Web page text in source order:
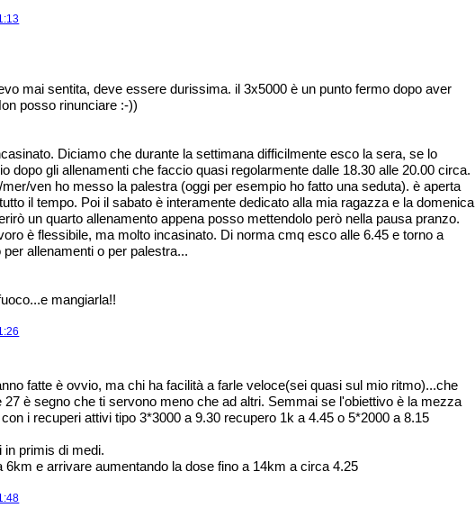
mai sentita, deve essere durissima. il 3x5000 è un punto fermo dopo aver
posso rinunciare :-))
Diciamo che durante la settimana difficilmente esco la sera, se lo
dopo gli allenamenti che faccio quasi regolarmente dalle 18.30 alle 20.00 circa.
ven ho messo la palestra (oggi per esempio ho fatto una seduta). è aperta
il tempo. Poi il sabato è interamente dedicato alla mia ragazza e la domenica
un quarto allenamento appena posso mettendolo però nella pausa pranzo.
è flessibile, ma molto incasinato. Di norma cmq esco alle 6.45 e torno a
allenamenti o per palestra...
mangiarla!!
fatte è ovvio, ma chi ha facilità a farle veloce(sei quasi sul mio ritmo)...che
27 è segno che ti servono meno che ad altri. Semmai se l'obiettivo è la mezza
i recuperi attivi tipo 3*3000 a 9.30 recupero 1k a 4.45 o 5*2000 a 8.15
in primis di medi.
6km e arrivare aumentando la dose fino a 14km a circa 4.25